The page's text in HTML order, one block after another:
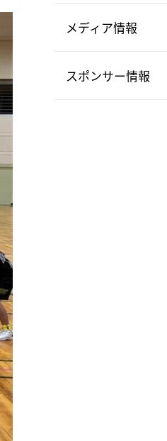
メディア情報
スポンサー情報